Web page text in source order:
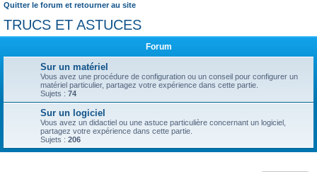
h
h
Quitter le forum et retourner au site
TRUCS ET ASTUCES
Forum
Sur un matériel
Vous avez une procédure de configuration ou un conseil pour configurer un
matériel particulier, partagez votre expérience dans cette partie.
Sujets : 74
Sur un logiciel
Vous avez un didactiel ou une astuce particulière concernant un logiciel,
partagez votre expérience dans cette partie.
Sujets : 206